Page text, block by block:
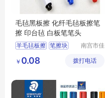
毛毡黑板擦 化纤毛毡板擦笔
擦 印台毡 白板笔笔头
羊毛毡板擦 笔擦块
白板笔毛毡
南宫市佳
品有限公
￥ 0.08 拨打电话